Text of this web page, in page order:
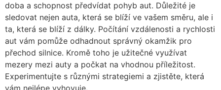
doba a schopnost předvídat pohyb aut. Důležité je
sledovat nejen auta, která se blíží ve vašem směru, ale i
ta, která se blíží z dálky. Počítání vzdálenosti a rychlosti
aut vám pomůže odhadnout správný okamžik pro
přechod silnice. Kromě toho je užitečné využívat
mezery mezi auty a počkat na vhodnou příležitost.
Experimentujte s různými strategiemi a zjistěte, která